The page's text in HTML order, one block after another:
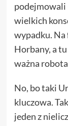
podejmowali
wielkich
wypadku.
Horbany, a
ważna
No, bo taki
kluczowa.
jeden z